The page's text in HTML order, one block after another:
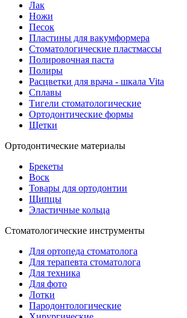
Лак
Ножи
Песок
Пластины для вакумформера
Стоматологические пластмассы
Полировочная паста
Полиры
Расцветки для врача - шкала Vita
Сплавы
Тигели стоматологические
Ортодонтические формы
Щетки
Ортодонтические материалы
Брекеты
Воск
Товары для ортодонтии
Щипцы
Эластичные кольца
Стоматологические инструменты
Для ортопеда стоматолога
Для терапевта стоматолога
Для техника
Для фото
Лотки
Пародонтологические